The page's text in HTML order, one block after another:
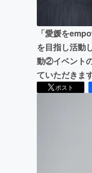
「愛媛を
を目指し活動
動②イベント
ていただきます
ポスト